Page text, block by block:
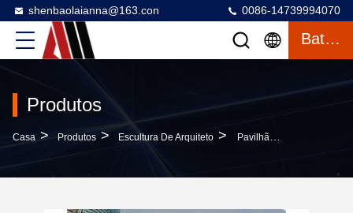
shenbaolaianna@163.con 0086-14739994070
Bater Papo
Produtos
Casa > Produtos > Escultura De Arquiteto > Pavilhão De Folhas Iluminado - LED Integração De Sombra De Aço Inoxidável Para Ambiente Noturno